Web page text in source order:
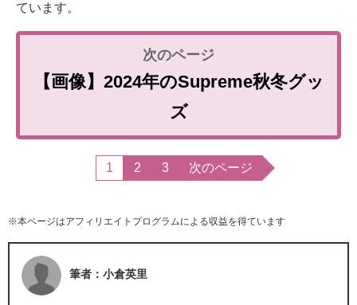
ています。
【画像】2024年のSupreme秋冬グッ
ズ
1 2 3 次のページ
※本ページはアフィリエイトプログラムによる収益を得ています
筆者：小倉英里